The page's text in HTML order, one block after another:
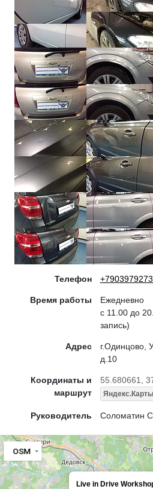
Телефон
Время работы
Ежедневно
с 11.00 до
запись)
Адрес
г.Одинцово,
д.10
Координаты и
маршрут
55.680661,
Яндекс.Карты
Руководитель Соломатин
Live in Drive
OSM